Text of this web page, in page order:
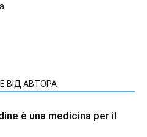
ВІД АВТОРА
è una medicina per il